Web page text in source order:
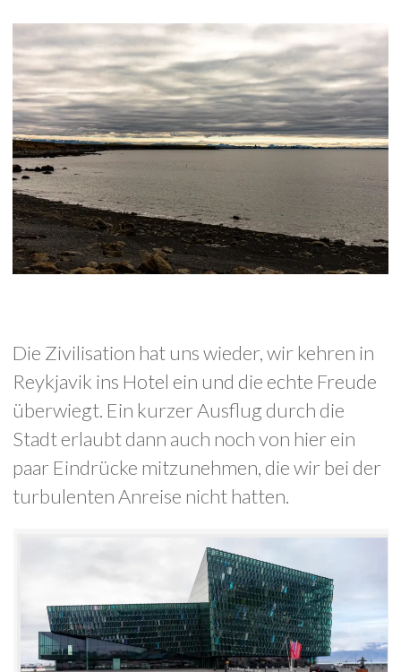
Die Zivilisation hat uns wieder, wir kehren in
Reykjavik ins Hotel ein und die echte Freude
überwiegt. Ein kurzer Ausflug durch die
Stadt erlaubt dann auch noch von hier ein
paar Eindrücke mitzunehmen, die wir bei der
turbulenten Anreise nicht hatten.